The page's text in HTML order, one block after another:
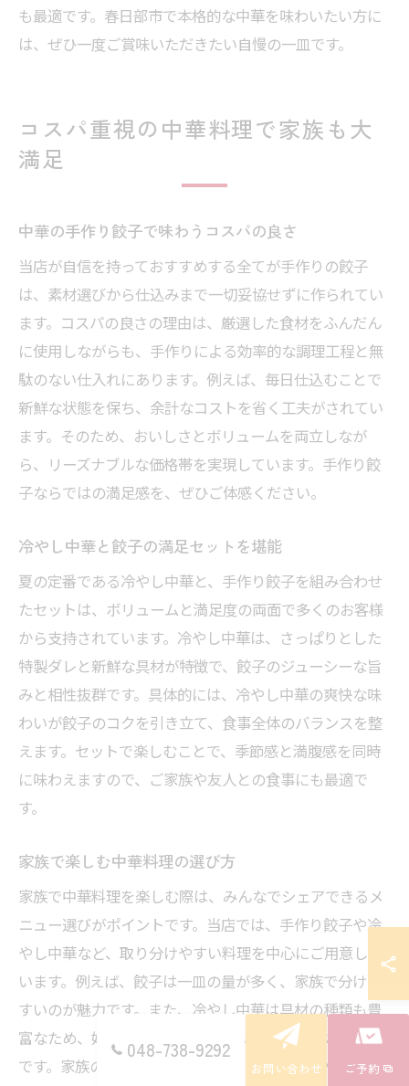
も最適です。春日部市で本格的な中華を味わいたい方に
は、ぜひ一度ご賞味いただきたい自慢の一皿です。
コスパ重視の中華料理で家族も大
満足
中華の手作り餃子で味わうコスパの良さ
当店が自信を持っておすすめする全てが手作りの餃子
は、素材選びから仕込みまで一切妥協せずに作られてい
ます。コスパの良さの理由は、厳選した食材をふんだん
に使用しながらも、手作りによる効率的な調理工程と無
駄のない仕入れにあります。例えば、毎日仕込むことで
新鮮な状態を保ち、余計なコストを省く工夫がされてい
ます。そのため、おいしさとボリュームを両立しなが
ら、リーズナブルな価格帯を実現しています。手作り餃
子ならではの満足感を、ぜひご体感ください。
冷やし中華と餃子の満足セットを堪能
夏の定番である冷やし中華と、手作り餃子を組み合わせ
たセットは、ボリュームと満足度の両面で多くのお客様
から支持されています。冷やし中華は、さっぱりとした
特製ダレと新鮮な具材が特徴で、餃子のジューシーな旨
みと相性抜群です。具体的には、冷やし中華の爽快な味
わいが餃子のコクを引き立て、食事全体のバランスを整
えます。セットで楽しむことで、季節感と満腹感を同時
に味わえますので、ご家族や友人との食事にも最適で
す。
家族で楽しむ中華料理の選び方
家族で中華料理を楽しむ際は、みんなでシェアできるメ
ニュー選びがポイントです。当店では、手作り餃子や冷
やし中華など、取り分けやすい料理を中心にご用意して
います。例えば、餃子は一皿の量が多く、家族で分けや
すいのが魅力です。また、冷やし中華は具材の種類も豊
富なため、好みに合わせてアレンジできる点もおすすめ
です。家族の年齢や好みに応じて、ボリュームや味付け
048-738-9292
お問い合わせ ご予約